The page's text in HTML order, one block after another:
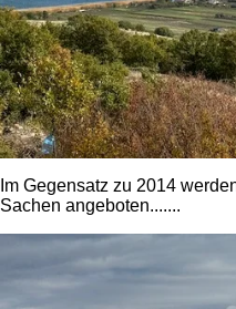
Im Gegensatz zu 2014
Sachen angeboten.......